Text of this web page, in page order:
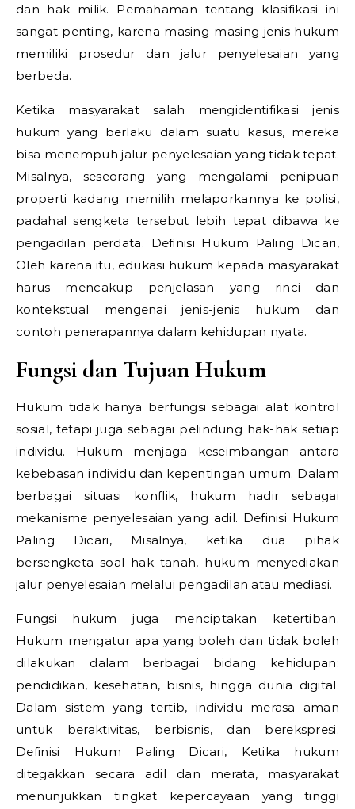
dan hak milik. Pemahaman tentang klasifikasi ini
sangat penting, karena masing-masing jenis hukum
memiliki prosedur dan jalur penyelesaian yang
berbeda.
Ketika masyarakat salah mengidentifikasi jenis
hukum yang berlaku dalam suatu kasus, mereka
bisa menempuh jalur penyelesaian yang tidak tepat.
Misalnya, seseorang yang mengalami penipuan
properti kadang memilih melaporkannya ke polisi,
padahal sengketa tersebut lebih tepat dibawa ke
pengadilan perdata. Definisi Hukum Paling Dicari,
Oleh karena itu, edukasi hukum kepada masyarakat
harus mencakup penjelasan yang rinci dan
kontekstual mengenai jenis-jenis hukum dan
contoh penerapannya dalam kehidupan nyata.
Fungsi dan Tujuan Hukum
Hukum tidak hanya berfungsi sebagai alat kontrol
sosial, tetapi juga sebagai pelindung hak-hak setiap
individu. Hukum menjaga keseimbangan antara
kebebasan individu dan kepentingan umum. Dalam
berbagai situasi konflik, hukum hadir sebagai
mekanisme penyelesaian yang adil. Definisi Hukum
Paling Dicari, Misalnya, ketika dua pihak
bersengketa soal hak tanah, hukum menyediakan
jalur penyelesaian melalui pengadilan atau mediasi.
Fungsi hukum juga menciptakan ketertiban.
Hukum mengatur apa yang boleh dan tidak boleh
dilakukan dalam berbagai bidang kehidupan:
pendidikan, kesehatan, bisnis, hingga dunia digital.
Dalam sistem yang tertib, individu merasa aman
untuk beraktivitas, berbisnis, dan berekspresi.
Definisi Hukum Paling Dicari, Ketika hukum
ditegakkan secara adil dan merata, masyarakat
menunjukkan tingkat kepercayaan yang tinggi